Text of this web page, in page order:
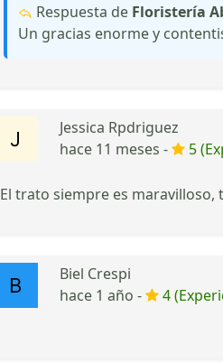
Respuesta de Floristería
Un gracias enorme y
Jessica Rpdriguez
hace 11 meses -
5
El trato siempre es
Biel Crespi
hace 1 año -
4